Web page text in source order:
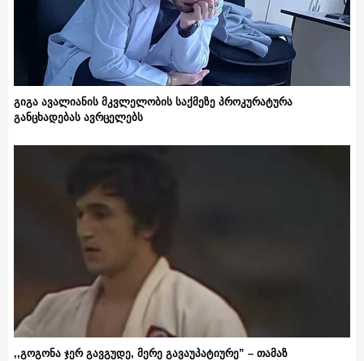
გიგა ავალიანის მკვლელობის საქმეზე პროკურატურა
განცხადებას ავრცელებს
,,გოგონა ჯერ გავგუდე, მერე გავაუპატიურე” – თამაზ